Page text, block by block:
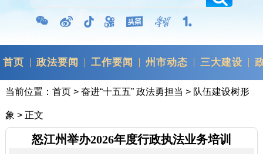
首页 政法要闻 工作要闻 州市动态 三大建设
当前位置： 首页> 奋进“十五五” 政法勇担当 > 队伍建设树形
象 > 正文
怒江州举办2026年度行政执法业务培训